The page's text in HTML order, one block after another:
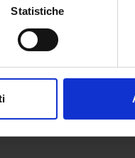
di
sui cookie.
Statistiche